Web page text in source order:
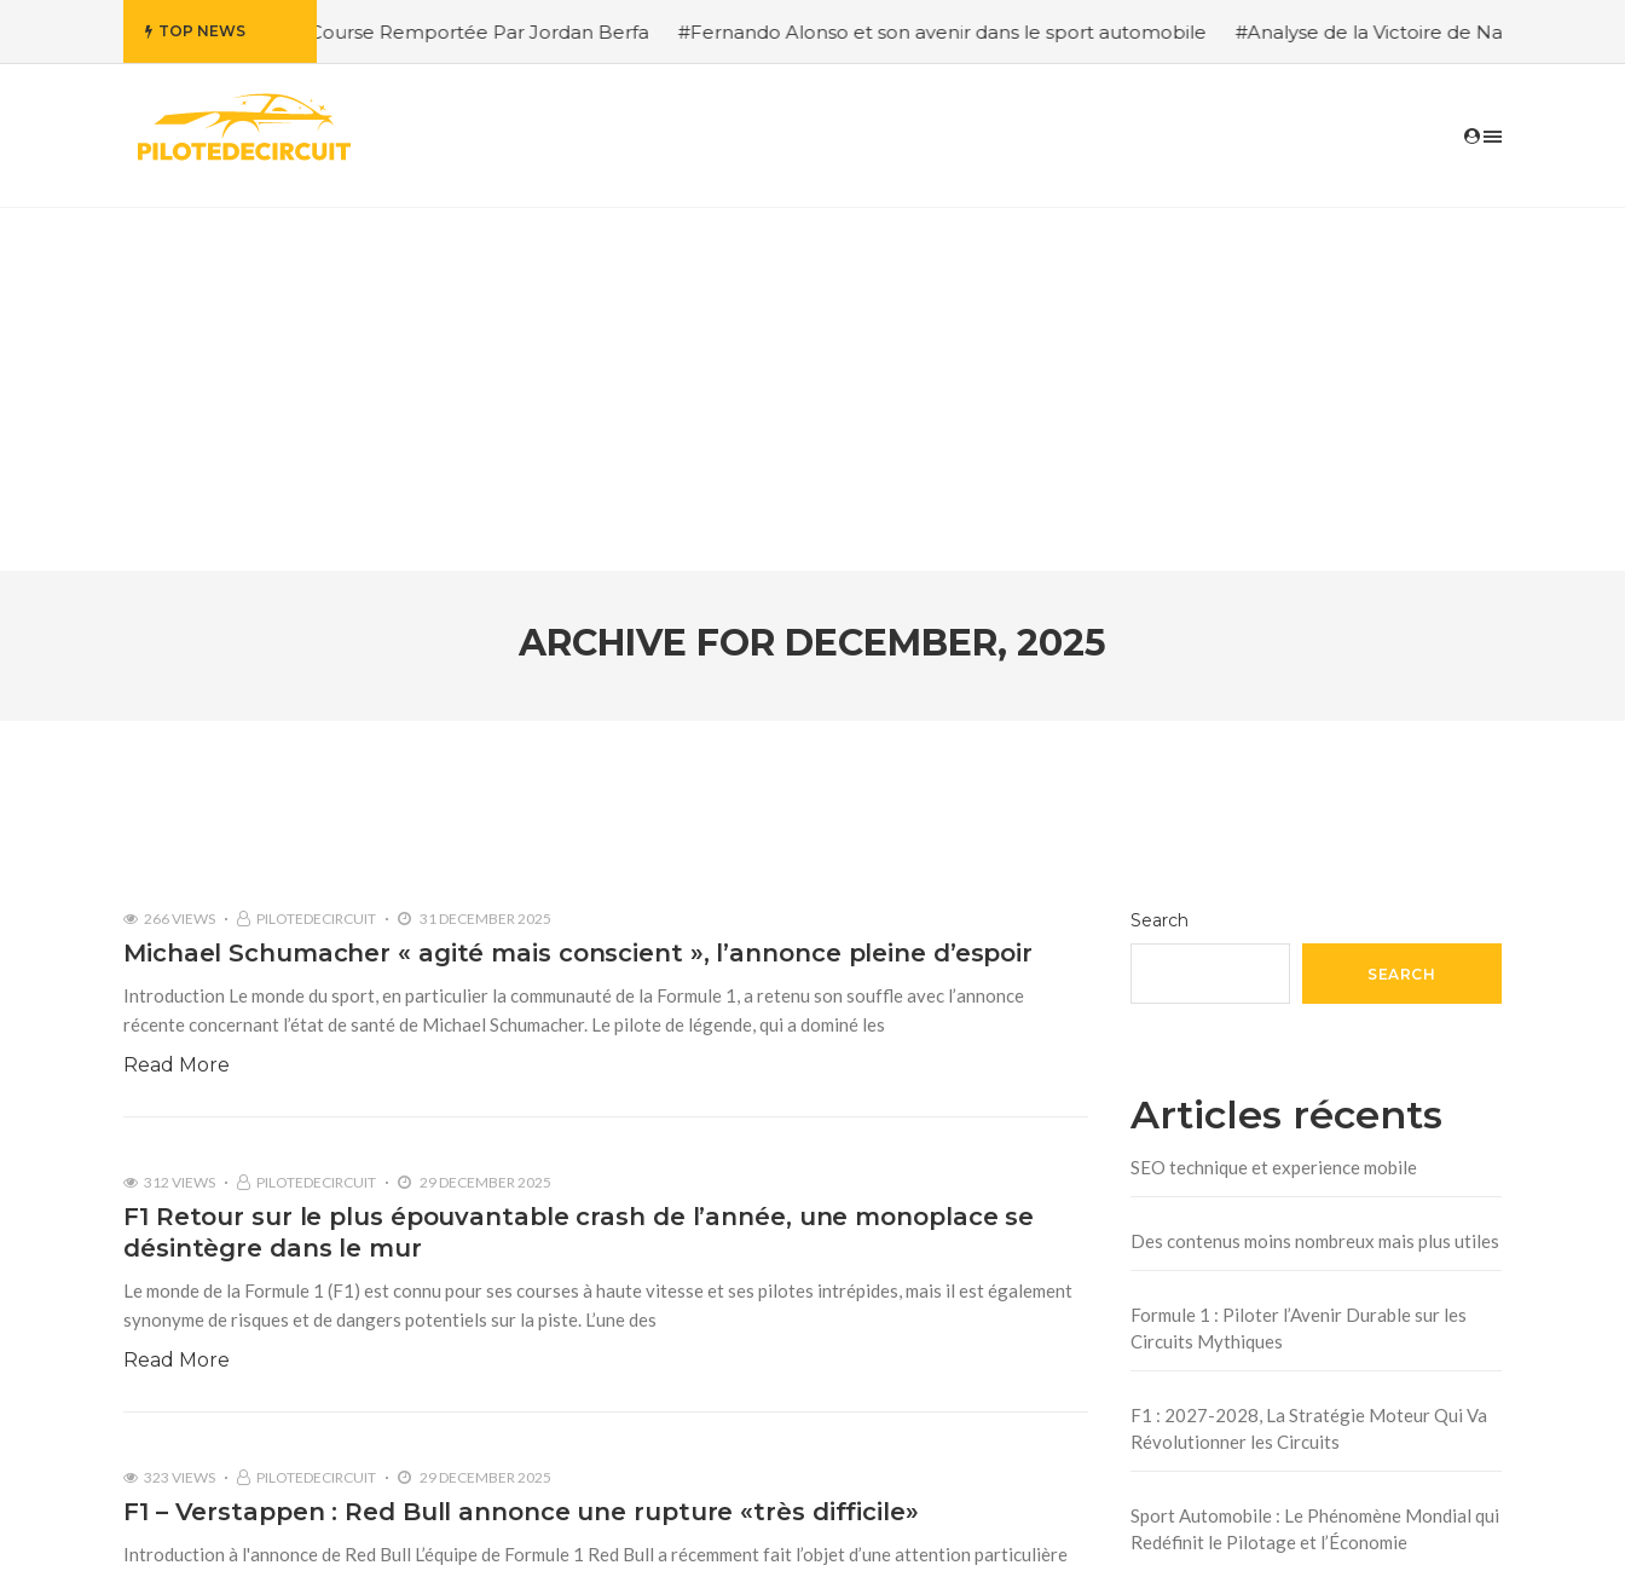
TOP NEWS
de la Course Remportée Par Jordan Berfa #Fernando Alonso et son avenir dans le sport automobile #Analyse de la Victoire de Nasser Al-Attiyah et Édouard
ARCHIVE FOR DECEMBER, 2025
266 VIEWS PILOTEDECIRCUIT 31 DECEMBER 2025
Michael Schumacher « agité mais conscient », l’annonce pleine d’espoir
Introduction Le monde du sport, en particulier la communauté de la Formule 1, a retenu son souffle avec l’annonce
récente concernant l’état de santé de Michael Schumacher. Le pilote de légende, qui a dominé les
Read More
312 VIEWS PILOTEDECIRCUIT 29 DECEMBER 2025
F1 Retour sur le plus épouvantable crash de l’année, une monoplace se
désintègre dans le mur
Le monde de la Formule 1 (F1) est connu pour ses courses à haute vitesse et ses pilotes intrépides, mais il est également
synonyme de risques et de dangers potentiels sur la piste. L’une des
Read More
323 VIEWS PILOTEDECIRCUIT 29 DECEMBER 2025
F1 – Verstappen : Red Bull annonce une rupture «très difficile»
Introduction à l'annonce de Red Bull L’équipe de Formule 1 Red Bull a récemment fait l’objet d’une attention particulière
Search
SEARCH
Articles récents
SEO technique et experience mobile
Des contenus moins nombreux mais plus utiles
Formule 1 : Piloter l’Avenir Durable sur les
Circuits Mythiques
F1 : 2027-2028, La Stratégie Moteur Qui Va
Révolutionner les Circuits
Sport Automobile : Le Phénomène Mondial qui
Redéfinit le Pilotage et l’Économie